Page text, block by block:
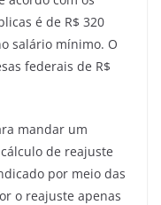
é de R$ 320
salário mínimo. O
federais de R$
mandar um
de reajuste
por meio das
o reajuste apenas